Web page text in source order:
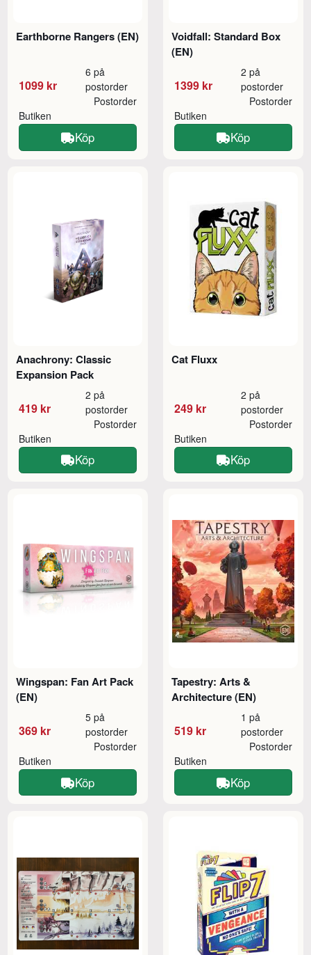
Earthborne Rangers (EN)
1099 kr
6 på
postorder
Butiken
Postorder
Köp
Voidfall: Standard Box
(EN)
1399 kr
2 på
postorder
Butiken
Postorder
Köp
Anachrony: Classic
Expansion Pack
419 kr
2 på
postorder
Butiken
Postorder
Köp
Cat Fluxx
249 kr
2 på
postorder
Butiken
Postorder
Köp
Wingspan: Fan Art Pack
(EN)
369 kr
5 på
postorder
Butiken
Postorder
Köp
Tapestry: Arts &
Architecture (EN)
519 kr
1 på
postorder
Butiken
Postorder
Köp